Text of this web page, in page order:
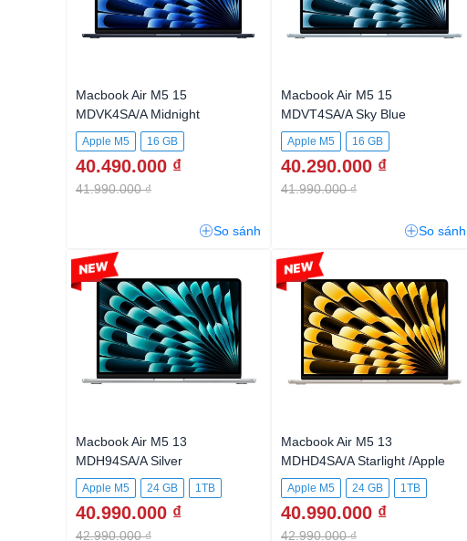
Macbook Air M5 15
MDVK4SA/A Midnight
Apple M5 16 GB
40.490.000 ₫
41.990.000 ₫
So sánh
Macbook Air M5 15
MDVT4SA/A Sky Blue
Apple M5 16 GB
40.290.000 ₫
41.990.000 ₫
So sánh
Macbook Air M5 13
MDH94SA/A Silver
Apple M5 24 GB 1TB
40.990.000 ₫
42.990.000 ₫
-4%
Macbook Air M5 13
MDHD4SA/A Starlight /Apple
M5 chip with 10‑core CPU and
10‑core GPU, 24GB, 1TB SSD
Apple M5 24 GB 1TB
40.990.000 ₫
42.990.000 ₫
-4%